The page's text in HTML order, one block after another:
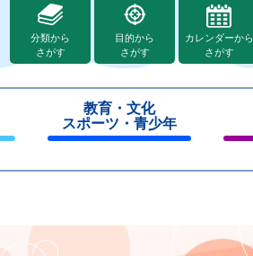
分類から
さがす
目的から
さがす
カレンダーから
さがす
教育・文化
スポーツ・青少年
じ
じ